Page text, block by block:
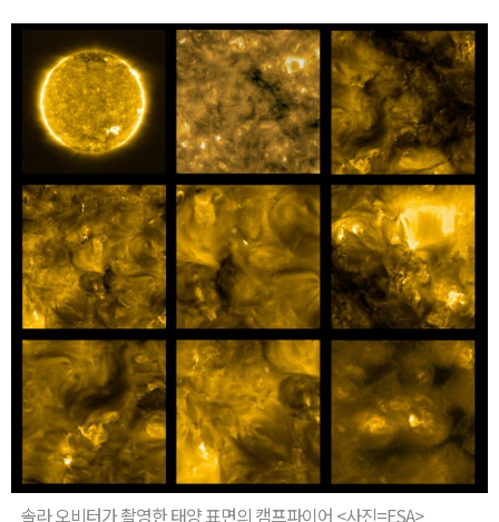
솔라 오비터가 촬영한 태양 표면의 캠프파이어 <사진=ESA>